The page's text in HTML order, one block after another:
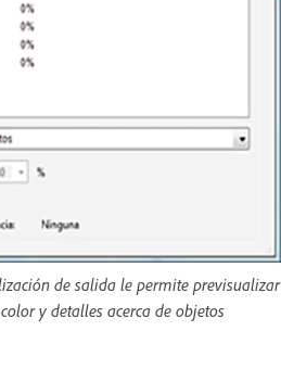
de salida le permite previsualizar
y detalles acerca de objetos